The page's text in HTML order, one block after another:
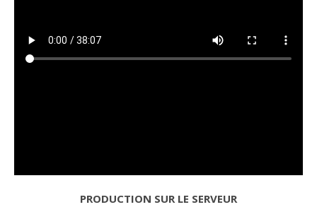
PRODUCTION SUR LE SERVEUR